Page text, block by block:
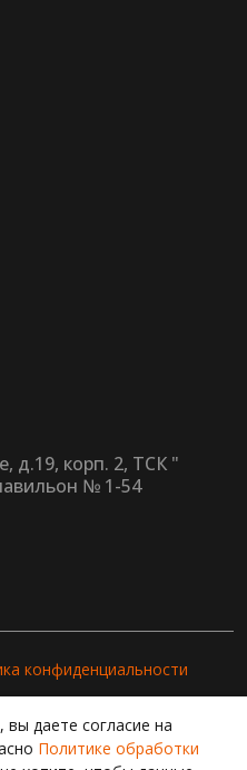
д.19, корп. 2, ТСК "
№ 1-54
конфиденциальности
обработку персональных
сайта, проведения
даете согласие на
Политике обработки